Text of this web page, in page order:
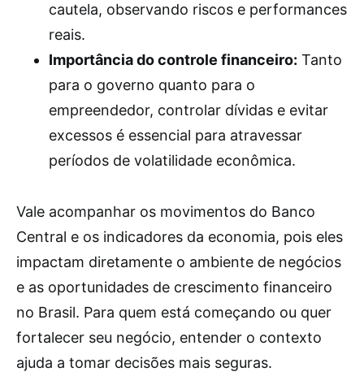
cautela, observando riscos e performances
reais.
Importância do controle financeiro: Tanto
para o governo quanto para o
empreendedor, controlar dívidas e evitar
excessos é essencial para atravessar
períodos de volatilidade econômica.
Vale acompanhar os movimentos do Banco
Central e os indicadores da economia, pois eles
impactam diretamente o ambiente de negócios
e as oportunidades de crescimento financeiro
no Brasil. Para quem está começando ou quer
fortalecer seu negócio, entender o contexto
ajuda a tomar decisões mais seguras.